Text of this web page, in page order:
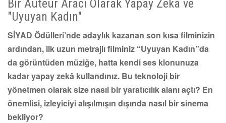
Bir Auteur Aracı Olarak Yapay Zekâ ve
"Uyuyan Kadın"
SİYAD Ödülleri’nde adaylık kazanan son kısa filminizin
ardından, ilk uzun metrajlı filminiz “Uyuyan Kadın”da
da görüntüden müziğe, hatta kendi ses klonunuza
kadar yapay zekâ kullandınız. Bu teknoloji bir
yönetmen olarak size nasıl bir yaratıcılık alanı açtı? En
önemlisi, izleyiciyi alışılmışın dışında nasıl bir sinema
bekliyor?